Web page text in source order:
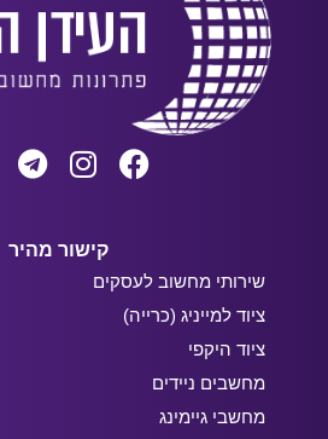
קישור מהיר
שירותי מחשוב לעסקים
ציוד למייניג (כרייה)
ציוד היקפי
מחשבים ניידים
מחשבי גיימינג